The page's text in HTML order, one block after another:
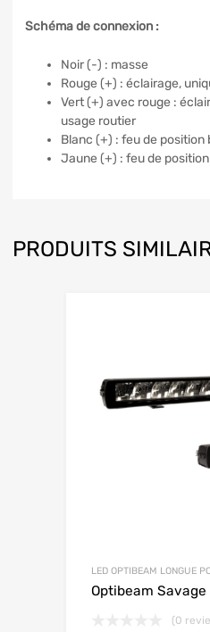
Schéma de connexion :
Noir (-) : masse
Rouge (+) : éclairage,
Vert (+) avec rouge :
usage routier
Blanc (+) : feu de position
Jaune (+) : feu de
PRODUITS
LED OPTIBEAM LONGUE
Optibeam
(0